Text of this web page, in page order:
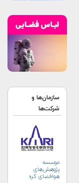
سازمان‌ها و
شرکت‌ها
موسسه
پژوهش‌های
هوافضای کره